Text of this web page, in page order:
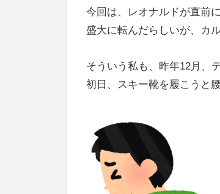
今回は、レオナルドが直前
盛大に転んだらしいが、カ
そういう私も、昨年12月、
初日、スキー靴を履こうと